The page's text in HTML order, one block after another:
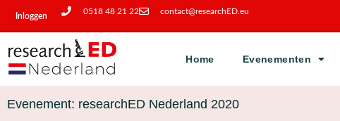
Inloggen
0518 48 21 22 contact@researchED.eu
Home Evenementen
Evenement: researchED Nederland 2020